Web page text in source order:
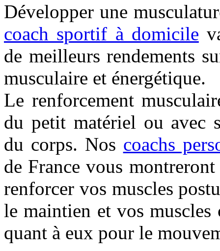
Développer une
coach sportif à domicile
de meilleurs rendements
musculaire et énergétique.
Le renforcement
du petit matériel ou avec
du corps. Nos coachs
de France vous
renforcer vos muscles
le maintien et vos
quant à eux pour le